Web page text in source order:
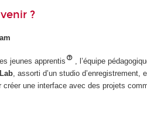
?
jeunes apprentis
, l’équipe
, assorti d’un studio
créer une interface avec des projets